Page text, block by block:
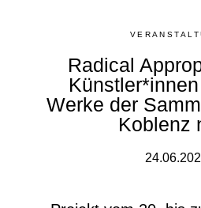
Radical
Werke der
Koblenz